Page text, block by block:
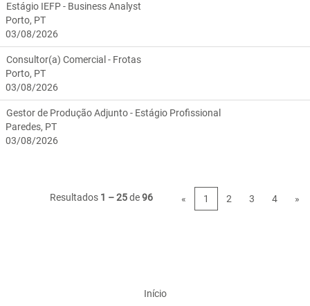
Estágio IEFP - Business Analyst
Porto, PT
03/08/2026
Consultor(a) Comercial - Frotas
Porto, PT
03/08/2026
Gestor de Produção Adjunto - Estágio Profissional
Paredes, PT
03/08/2026
Resultados 1 – 25de96 « 1 2 3 4 »
Início